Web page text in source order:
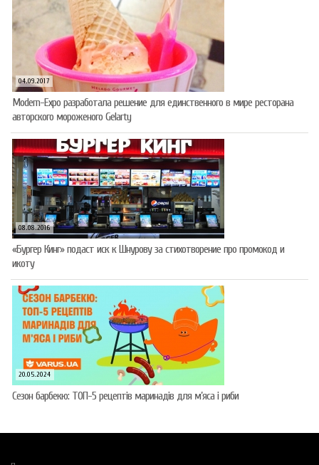
04.09.2017
Modern-Expo разработала решение для единственного в мире ресторана
авторского мороженого Gelarty
08.08.2016
«Бургер Кинг» подаст иск к Шнурову за стихотворение про промокод и
икоту
20.05.2024
Сезон барбекю: ТОП-5 рецептів маринадів для м’яса і риби